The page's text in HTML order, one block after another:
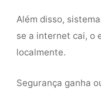
Além disso,
se a internet cai, o
localmente.
Segurança ganha